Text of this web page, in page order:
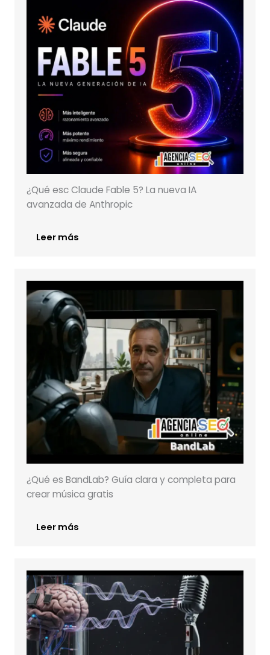
¿Qué esc Claude Fable 5? La nueva IA
avanzada de Anthropic
Leer más
¿Qué es BandLab? Guía clara y completa para
crear música gratis
Leer más